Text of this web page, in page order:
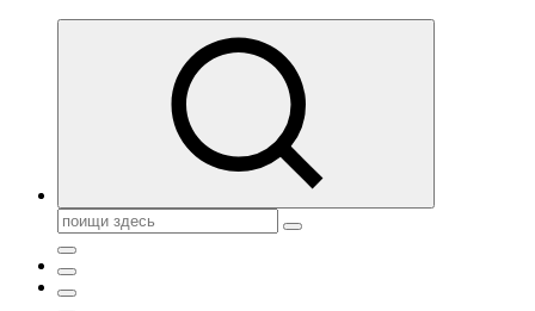
Поиск: